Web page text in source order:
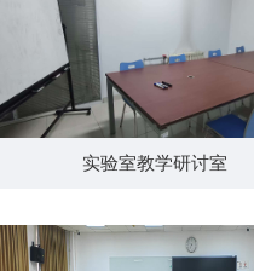
实验室教学研讨室